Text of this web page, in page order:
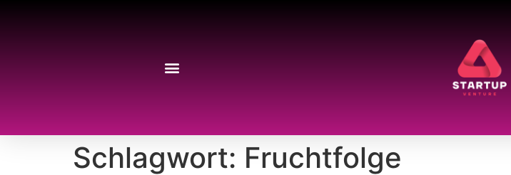
Schlagwort: Fruchtfolge